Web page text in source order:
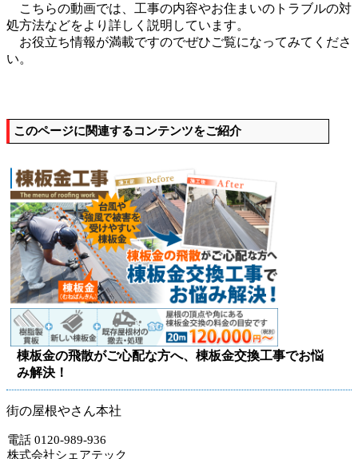
こちらの動画では、工事の内容やお住まいのトラブルの対
処方法などをより詳しく説明しています。
お役立ち情報が満載ですのでぜひご覧になってみてくださ
い。
このページに関連するコンテンツをご紹介
棟板金の飛散がご心配な方へ、棟板金交換工事でお悩
み解決！
街の屋根やさん本社
電話 0120-989-936
株式会社シェアテック